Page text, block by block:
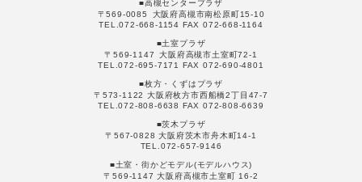
■高槻センタープラザ
〒569-0085 大阪府高槻市南松原町15-10
TEL.072-668-1154 FAX 072-668-1164
■土室プラザ
〒569-1147 大阪府高槻市土室町72-1
TEL.072-695-7171 FAX 072-690-4801
■枚方・くずはプラザ
〒573-1122 大阪府枚方市西船橋2丁目47-7
TEL.072-808-6638 FAX 072-808-6639
■茨木プラザ
〒567-0828 大阪府茨木市舟木町14-1
TEL.072-657-9146
■土室・街かどモデル(モデルハウス)
〒569-1147 大阪府高槻市土室町 16-2